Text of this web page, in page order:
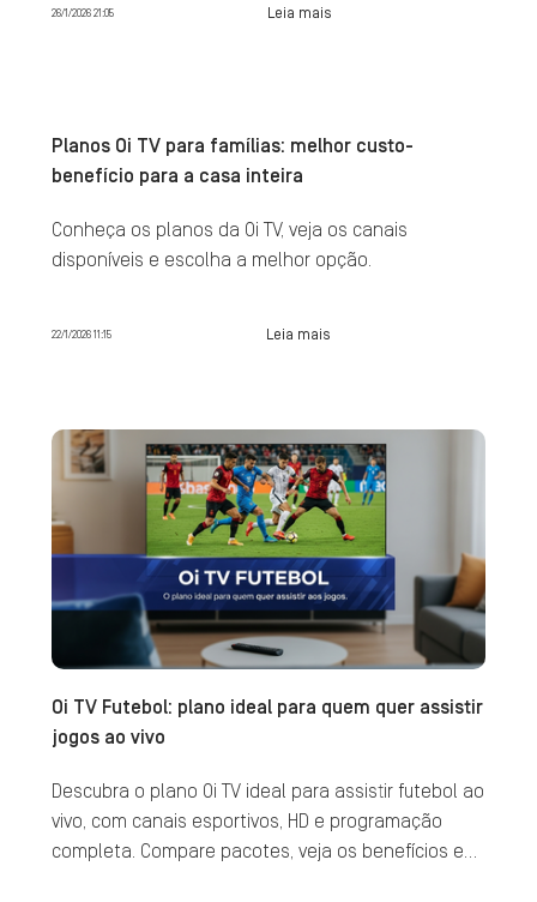
26/1/2026 21:05 Leia mais
Planos Oi TV para famílias: melhor custo-
benefício para a casa inteira
Conheça os planos da Oi TV, veja os canais
disponíveis e escolha a melhor opção.
22/1/2026 11:15 Leia mais
Oi TV Futebol: plano ideal para quem quer assistir
jogos ao vivo
Descubra o plano Oi TV ideal para assistir futebol ao
vivo, com canais esportivos, HD e programação
completa. Compare pacotes, veja os benefícios e